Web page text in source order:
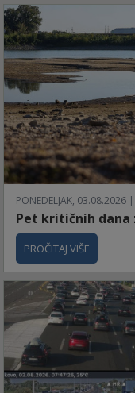
PONEDELJAK, 03.08.2026
Pet kritičnih dana
PROČITAJ VIŠE